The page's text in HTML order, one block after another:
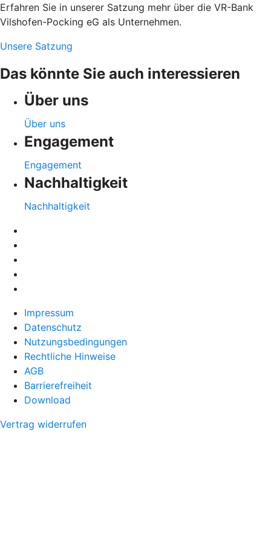
Erfahren Sie in unserer Satzung mehr über die VR-Bank
Vilshofen-Pocking eG als Unternehmen.
Unsere Satzung
Das könnte Sie auch interessieren
Über uns
Über uns
Engagement
Engagement
Nachhaltigkeit
Nachhaltigkeit
Impressum
Datenschutz
Nutzungsbedingungen
Rechtliche Hinweise
AGB
Barrierefreiheit
Download
Vertrag widerrufen